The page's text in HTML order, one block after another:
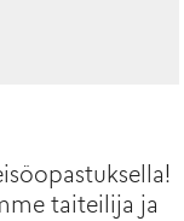
taiteilija ja